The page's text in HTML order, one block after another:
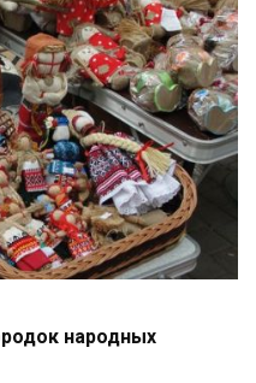
народных